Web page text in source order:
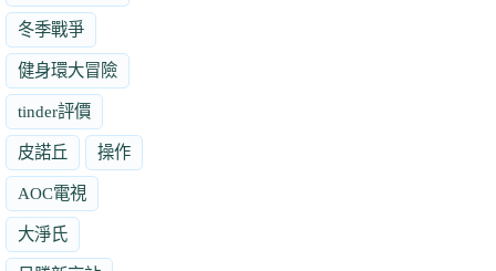
冬季戰爭
健身環大冒險
tinder評價
皮諾丘 操作
AOC電視
大淨氏